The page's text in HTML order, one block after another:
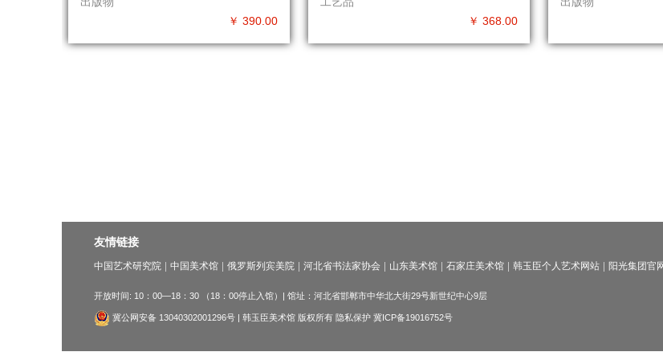
￥ 390.00
￥ 368.00
友情链接
中国艺术研究院 中国美术馆 俄罗斯列宾美院 河北省书法家协会 山东美术馆 石家庄美术馆 韩玉臣个人艺术网站 阳光集团官
开放时间: 10：00—18：30 （18：00停止入馆）| 馆址：河北省邯郸市中华北大街29号新世纪中心9层
冀公网安备 13040302001296号 | 韩玉臣美术馆 版权所有 隐私保护 冀ICP备19016752号